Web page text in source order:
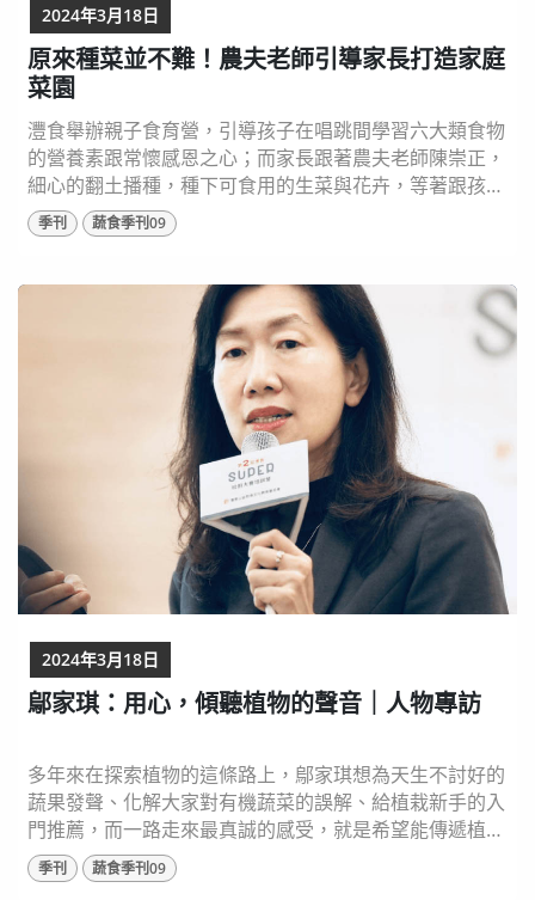
原來種菜並不難！農夫老師引導家長打造家庭
菜園
灃食舉辦親子食育營，引導孩子在唱跳間學習六大類食物
的營養素跟常懷感恩之心；而家長跟著農夫老師陳崇正，
細心的翻土播種，種下可食用的生菜與花卉，等著跟孩子
一起觀察長成的過程。 用食物，搭起學校跟家庭教育的
橋樑，讓飲食教育變得輕鬆簡單，也能成為餐桌上的親子
／食農教育講師 陳崇正 選擇返鄉的契因 陳崇正的爺爺是
農夫，在宜蘭員山種植竹筍，他回憶從幼稚園開...
季刊 蔬食季刊09
2024年3月18日
鄔家琪：用心，傾聽植物的聲音｜人物專訪
多年來在探索植物的這條路上，鄔家琪想為天生不討好的
蔬果發聲、化解大家對有機蔬菜的誤解、給植栽新手的入
門推薦，而一路走來最真誠的感受，就是希望能傳遞植物
的得來不易，如同電影《這一生，至少當一次傻瓜》中的
蘋果爺爺，以謙卑態度傾聽植物的聲音，重新找回自然法
季刊 蔬食季刊09
2024年3月18日